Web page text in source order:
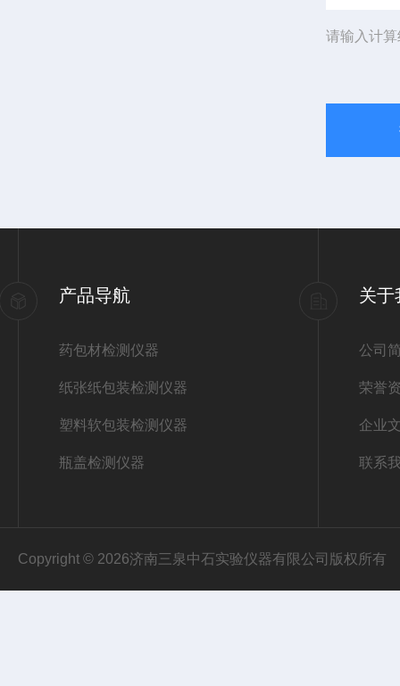
请输入计
产品导航
药包材检测仪器
纸张纸包装检测仪器
塑料软包装检测仪器
瓶盖检测仪器
关于
公司
荣誉
企业
联系
Copyright © 2026济南三泉中石实验仪器有限公司版权所有